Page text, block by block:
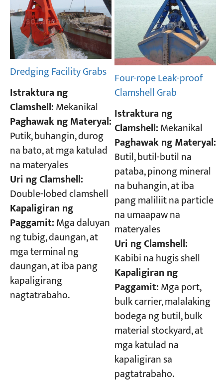
Dredging Facility Grabs
Istraktura ng
Clamshell:Mekanikal
Paghawak ng Materyal:
Putik, buhangin, durog
na bato, at mga katulad
na materyales
Uri ng Clamshell:
Double-lobed clamshell
Kapaligiran ng
Paggamit:Mga daluyan
ng tubig, daungan, at
mga terminal ng
daungan, at iba pang
kapaligirang
nagtatrabaho.
Four-rope Leak-proof
Clamshell Grab
Istraktura ng
Clamshell:Mekanikal
Paghawak ng Materyal:
Butil, butil-butil na
pataba, pinong mineral
na buhangin, at iba
pang maliliit na particle
na umaapaw na
materyales
Uri ng Clamshell:
Kabibi na hugis shell
Kapaligiran ng
Paggamit:Mga port,
bulk carrier, malalaking
bodega ng butil, bulk
material stockyard, at
mga katulad na
kapaligiran sa
pagtatrabaho.